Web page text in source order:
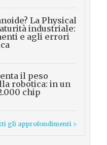
La Physical
industriale:
e agli errori
il peso
robotica: in un
chip
gli approfondimenti >